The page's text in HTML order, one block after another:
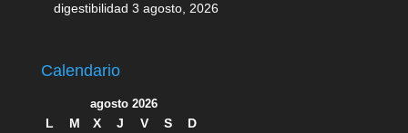
digestibilidad 3 agosto, 2026
Calendario
agosto 2026
L M X J V S
D